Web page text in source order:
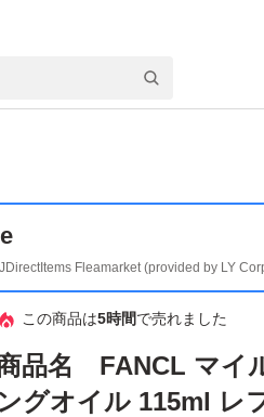
Fleamarket (provided by LY
この商品は5時間で売れました
品名 FANCL マイ
グオイル 115ml レ